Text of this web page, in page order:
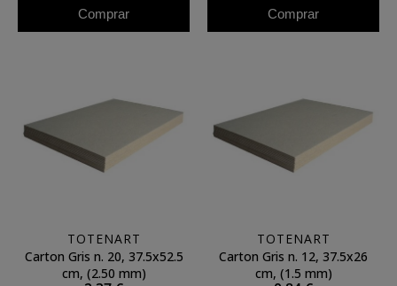
Comprar Comprar
TOTENART
Carton Gris n. 20, 37.5x52.5
cm, (2.50 mm)
TOTENART
Carton Gris n. 12, 37.5x26
cm, (1.5 mm)